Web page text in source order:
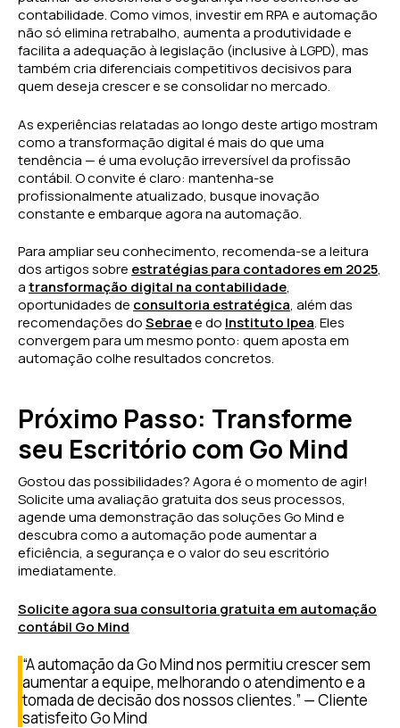
contabilidade. Como vimos, investir em RPA e automação
não só elimina retrabalho, aumenta a produtividade e
facilita a adequação à legislação (inclusive à LGPD), mas
também cria diferenciais competitivos decisivos para
quem deseja crescer e se consolidar no mercado.
As experiências relatadas ao longo deste artigo mostram
como a transformação digital é mais do que uma
tendência — é uma evolução irreversível da profissão
contábil. O convite é claro: mantenha-se
profissionalmente atualizado, busque inovação
constante e embarque agora na automação.
Para ampliar seu conhecimento, recomenda-se a leitura
dos artigos sobre estratégias para contadores em 2025,
atransformação digital na contabilidade,
oportunidades de consultoria estratégica, além das
recomendações doSebraee do Instituto Ipea. Eles
convergem para um mesmo ponto: quem aposta em
automação colhe resultados concretos.
Próximo Passo: Transforme
seu Escritório com Go Mind
Gostou das possibilidades? Agora é o momento de agir!
Solicite uma avaliação gratuita dos seus processos,
agende uma demonstração das soluções Go Mind e
descubra como a automação pode aumentar a
eficiência, a segurança e o valor do seu escritório
imediatamente.
Solicite agora sua consultoria gratuita em automação
contábil Go Mind
“A automação da Go Mind nos permitiu crescer sem
aumentar a equipe, melhorando o atendimento e a
tomada de decisão dos nossos clientes.” — Cliente
satisfeito Go Mind